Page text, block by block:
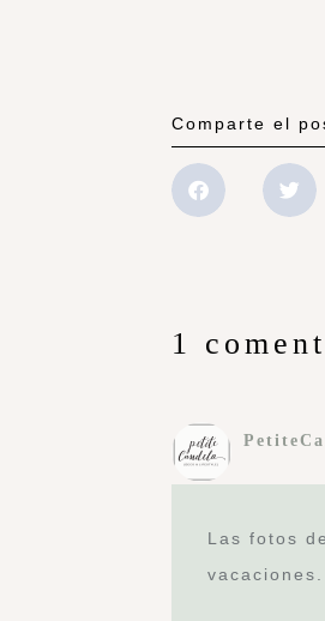
Comparte el
1
Las fotos
vacaciones.